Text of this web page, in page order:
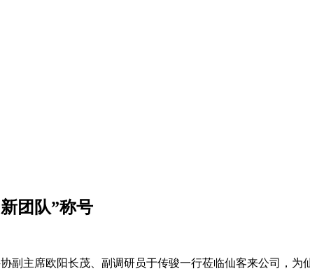
团队”称号
主席欧阳长茂、副调研员于传骏一行莅临仙客来公司，为